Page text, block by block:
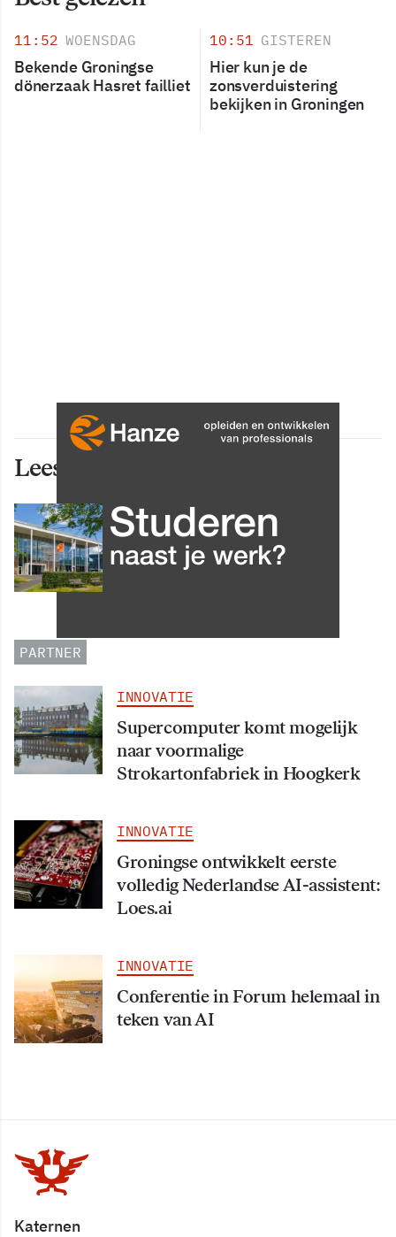
11:52 WOENSDAG
Bekende Groningse
dönerzaak Hasret failliet
10:51 GISTEREN
Hier kun je de
zonsverduistering
bekijken in Groningen
Lees ook deze artikelen
INNOVATIE
Grip op data en informatie:
Leergang Data en
PARTNER
INNOVATIE
Supercomputer komt mogelijk
naar voormalige
Strokartonfabriek in Hoogkerk
INNOVATIE
Groningse ontwikkelt eerste
volledig Nederlandse AI-assistent:
Loes.ai
INNOVATIE
Conferentie in Forum helemaal in
teken van AI
Katernen